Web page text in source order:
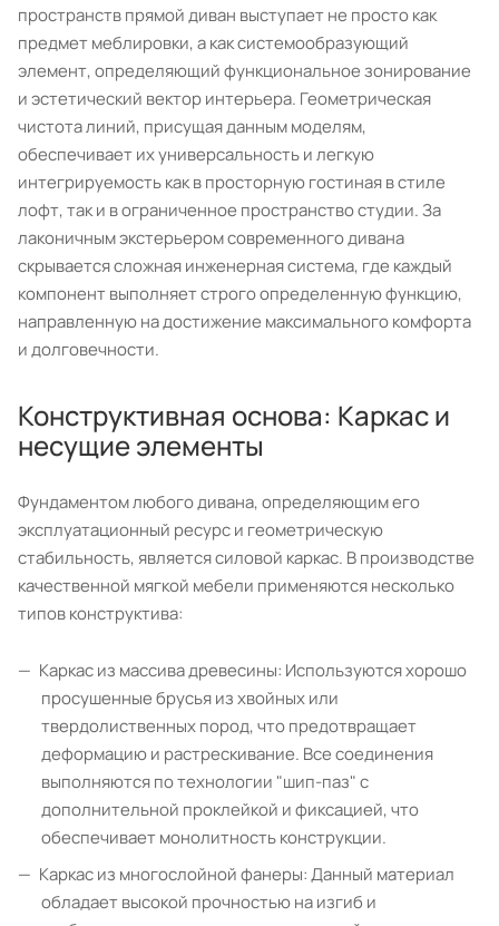
пространств прямой диван выступает не просто как
предмет меблировки, а как системообразующий
элемент, определяющий функциональное зонирование
и эстетический вектор интерьера. Геометрическая
чистота линий, присущая данным моделям,
обеспечивает их универсальность и легкую
интегрируемость как в просторную гостиная в стиле
лофт, так и в ограниченное пространство студии. За
лаконичным экстерьером современного дивана
скрывается сложная инженерная система, где каждый
компонент выполняет строго определенную функцию,
направленную на достижение максимального комфорта
и долговечности.
Конструктивная основа: Каркас и
несущие элементы
Фундаментом любого дивана, определяющим его
эксплуатационный ресурс и геометрическую
стабильность, является силовой каркас. В производстве
качественной мягкой мебели применяются несколько
типов конструктива:
Каркас из массива древесины: Используются хорошо
просушенные брусья из хвойных или
твердолиственных пород, что предотвращает
деформацию и растрескивание. Все соединения
выполняются по технологии "шип-паз" с
дополнительной проклейкой и фиксацией, что
обеспечивает монолитность конструкции.
Каркас из многослойной фанеры: Данный материал
обладает высокой прочностью на изгиб и